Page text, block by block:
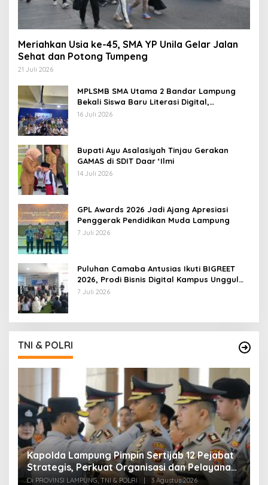
Meriahkan Usia ke-45, SMA YP Unila Gelar Jalan
Sehat dan Potong Tumpeng
21 Juli 2026
MPLSMB SMA Utama 2 Bandar Lampung
Bekali Siswa Baru Literasi Digital,
Jurnalistik, dan Etika Bermedia Sosial
16 Juli 2026
Bupati Ayu Asalasiyah Tinjau Gerakan
GAMAS di SDIT Daar ‘Ilmi
14 Juli 2026
GPL Awards 2026 Jadi Ajang Apresiasi
Penggerak Pendidikan Muda Lampung
7 Juli 2026
Puluhan Camaba Antusias Ikuti BIGREET
2026, Prodi Bisnis Digital Kampus Unggul
IIB Darmajaya Hadirkan Deretan
7 Juli 2026
TNI & POLRI
Kapolda Lampung Pimpin Sertijab 12 Pejabat
Strategis, Perkuat Organisasi dan Pelayanan
Polri Presisi
Di PROVINSI LAMPUNG, TNI & POLRI 3 Agustus 2026